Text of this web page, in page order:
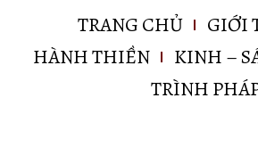
TRANG CHỦ
GIỚI
HÀNH THIỀN
KINH –
TRÌNH